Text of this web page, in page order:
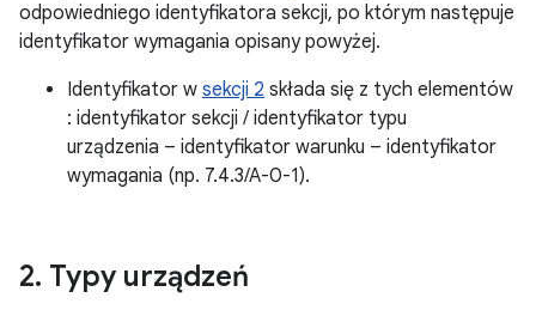
odpowiedniego identyfikatora sekcji, po którym następuje
identyfikator wymagania opisany powyżej.
Identyfikator w sekcji 2 składa się z tych elementów
: identyfikator sekcji / identyfikator typu
urządzenia – identyfikator warunku – identyfikator
wymagania (np. 7.4.3/A-0-1).
2. Typy urządzeń